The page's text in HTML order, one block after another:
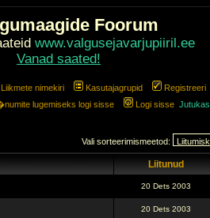
Foorum
www.valgusejavarjupiiril.ee
Vanad saated!
Liikmete nimekiri Kasutajagrupid
Registreeri
lugemiseks logi sisse Logi sisse Jutukas
Vali sorteerimismeetod:
Liitunud
20 Dets 2003
20 Dets 2003